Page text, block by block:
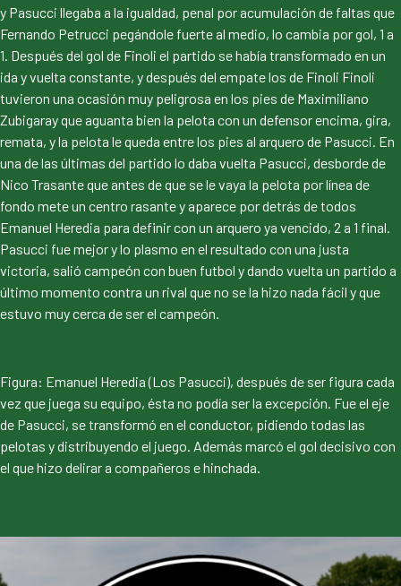
y Pasucci llegaba a la igualdad, penal por acumulación de faltas que
Fernando Petrucci pegándole fuerte al medio, lo cambia por gol, 1 a
1. Después del gol de Finoli el partido se había transformado en un
ida y vuelta constante, y después del empate los de Finoli Finoli
tuvieron una ocasión muy peligrosa en los pies de Maximiliano
Zubigaray que aguanta bien la pelota con un defensor encima, gira,
remata, y la pelota le queda entre los pies al arquero de Pasucci. En
una de las últimas del partido lo daba vuelta Pasucci, desborde de
Nico Trasante que antes de que se le vaya la pelota por línea de
fondo mete un centro rasante y aparece por detrás de todos
Emanuel Heredia para definir con un arquero ya vencido, 2 a 1 final.
Pasucci fue mejor y lo plasmo en el resultado con una justa
victoria, salió campeón con buen futbol y dando vuelta un partido a
último momento contra un rival que no se la hizo nada fácil y que
estuvo muy cerca de ser el campeón.
Figura: Emanuel Heredia (Los Pasucci), después de ser figura cada
vez que juega su equipo, ésta no podía ser la excepción. Fue el eje
de Pasucci, se transformó en el conductor, pidiendo todas las
pelotas y distribuyendo el juego. Además marcó el gol decisivo con
el que hizo delirar a compañeros e hinchada.